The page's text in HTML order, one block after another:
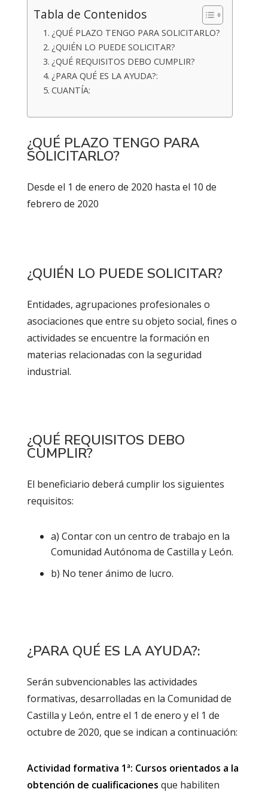
Tabla de Contenidos
¿QUÉ PLAZO TENGO PARA SOLICITARLO?
¿QUIÉN LO PUEDE SOLICITAR?
¿QUÉ REQUISITOS DEBO CUMPLIR?
¿PARA QUÉ ES LA AYUDA?:
CUANTÍA:
¿QUÉ PLAZO TENGO PARA
SOLICITARLO?
Desde el 1 de enero de 2020 hasta el 10 de
febrero de 2020
¿QUIÉN LO PUEDE SOLICITAR?
Entidades, agrupaciones profesionales o
asociaciones que entre su objeto social, fines o
actividades se encuentre la formación en
materias relacionadas con la seguridad
industrial.
¿QUÉ REQUISITOS DEBO
CUMPLIR?
El beneficiario deberá cumplir los siguientes
requisitos:
a) Contar con un centro de trabajo en la
Comunidad Autónoma de Castilla y León.
b) No tener ánimo de lucro.
¿PARA QUÉ ES LA AYUDA?:
Serán subvencionables las actividades
formativas, desarrolladas en la Comunidad de
Castilla y León, entre el 1 de enero y el 1 de
octubre de 2020, que se indican a continuación:
Actividad formativa 1ª: Cursos orientados a la
obtención de cualificaciones que habiliten